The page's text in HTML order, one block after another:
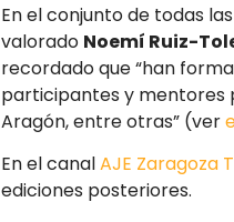
En el conjunto de todas
valorado Noemí Ruiz-
recordado que “han
participantes y mentores
Aragón, entre otras” (ver
En el canalAJE Zaragoza
ediciones posteriores.